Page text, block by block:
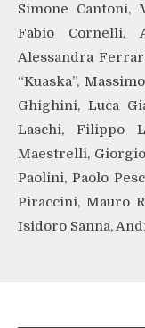
Simone Cantoni,
Fabio Cornelli,
Alessandra
“Kuaska”,
Ghighini, Luca
Laschi, Filippo
Maestrelli,
Paolini, Paolo
Piraccini, Mauro
Isidoro Sanna,